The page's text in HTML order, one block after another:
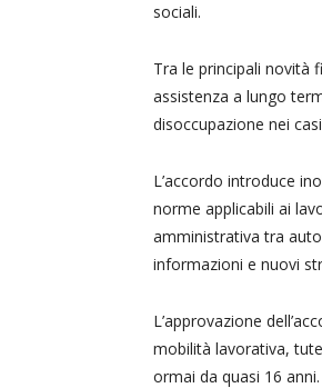
sociali.
Tra le principali novità
assistenza a lungo
disoccupazione nei
L’accordo introduce
norme applicabili ai
amministrativa tra
informazioni e nuovi
L’approvazione
mobilità lavorativa,
ormai da quasi 16 anni.